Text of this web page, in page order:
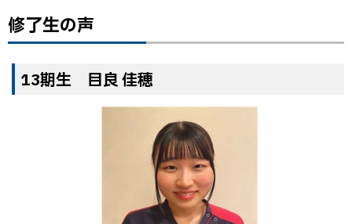
修了生の声
13期生 目良 佳穂